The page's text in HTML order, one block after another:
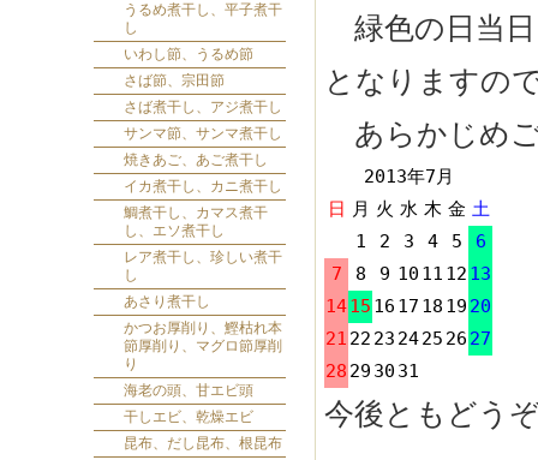
うるめ煮干し、平子煮干
し
いわし節、うるめ節
さば節、宗田節
さば煮干し、アジ煮干し
サンマ節、サンマ煮干し
焼きあご、あご煮干し
イカ煮干し、カニ煮干し
鯛煮干し、カマス煮干
し、エソ煮干し
レア煮干し、珍しい煮干
し
あさり煮干し
かつお厚削り、鰹枯れ本
節厚削り、マグロ節厚削
り
海老の頭、甘エビ頭
干しエビ、乾燥エビ
昆布、だし昆布、根昆布
緑色の日当
となりますの
あらかじめ
2013年7月
日 月 火 水 木 金 土
1
2 3 4 5
6
7
8 9 10 11 12 13
1415 16 17 18 19 20
21 22 23 2425 26 27
28 29 30 31
今後ともどう